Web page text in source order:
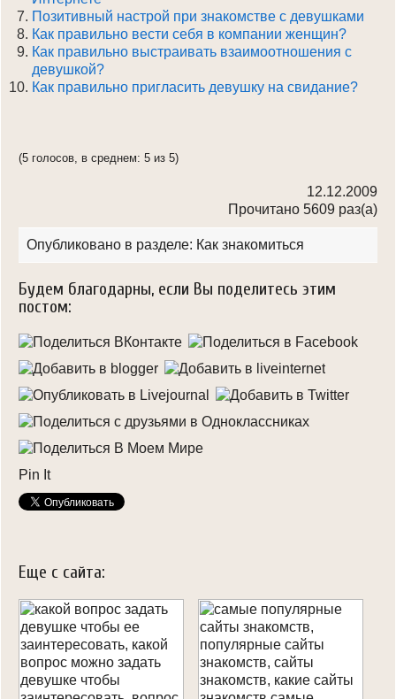
Позитивный настрой при знакомстве с девушками
Как правильно вести себя в компании женщин?
Как правильно выстраивать взаимоотношения с
девушкой?
Как правильно пригласить девушку на свидание?
(5 голосов, в среднем: 5 из 5)
12.12.2009
Прочитано 5609 раз(a)
Опубликовано в разделе: Как знакомиться
Будем благодарны, если Вы поделитесь этим
постом:
Pin It
Еще с сайта: